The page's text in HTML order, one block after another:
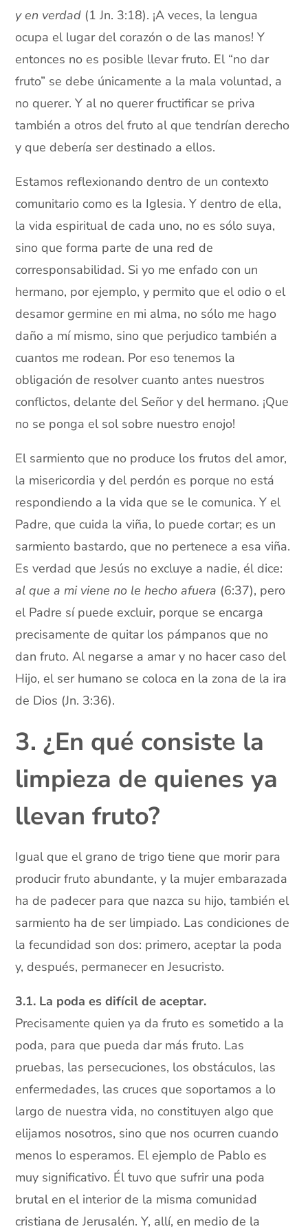
y en verdad (1 Jn. 3:18). ¡A veces, la lengua
ocupa el lugar del corazón o de las manos! Y
entonces no es posible llevar fruto. El “no dar
fruto” se debe únicamente a la mala voluntad, a
no querer. Y al no querer fructificar se priva
también a otros del fruto al que tendrían derecho
y que debería ser destinado a ellos.
Estamos reflexionando dentro de un contexto
comunitario como es la Iglesia. Y dentro de ella,
la vida espiritual de cada uno, no es sólo suya,
sino que forma parte de una red de
corresponsabilidad. Si yo me enfado con un
hermano, por ejemplo, y permito que el odio o el
desamor germine en mi alma, no sólo me hago
daño a mí mismo, sino que perjudico también a
cuantos me rodean. Por eso tenemos la
obligación de resolver cuanto antes nuestros
conflictos, delante del Señor y del hermano. ¡Que
no se ponga el sol sobre nuestro enojo!
El sarmiento que no produce los frutos del amor,
la misericordia y del perdón es porque no está
respondiendo a la vida que se le comunica. Y el
Padre, que cuida la viña, lo puede cortar; es un
sarmiento bastardo, que no pertenece a esa viña.
Es verdad que Jesús no excluye a nadie, él dice:
al que a mi viene no le hecho afuera (6:37), pero
el Padre sí puede excluir, porque se encarga
precisamente de quitar los pámpanos que no
dan fruto. Al negarse a amar y no hacer caso del
Hijo, el ser humano se coloca en la zona de la ira
de Dios (Jn. 3:36).
3. ¿En qué consiste la
limpieza de quienes ya
llevan fruto?
Igual que el grano de trigo tiene que morir para
producir fruto abundante, y la mujer embarazada
ha de padecer para que nazca su hijo, también el
sarmiento ha de ser limpiado. Las condiciones de
la fecundidad son dos: primero, aceptar la poda
y, después, permanecer en Jesucristo.
3.1. La poda es difícil de aceptar.
Precisamente quien ya da fruto es sometido a la
poda, para que pueda dar más fruto. Las
pruebas, las persecuciones, los obstáculos, las
enfermedades, las cruces que soportamos a lo
largo de nuestra vida, no constituyen algo que
elijamos nosotros, sino que nos ocurren cuando
menos lo esperamos. El ejemplo de Pablo es
muy significativo. Él tuvo que sufrir una poda
brutal en el interior de la misma comunidad
cristiana de Jerusalén. Y, allí, en medio de la